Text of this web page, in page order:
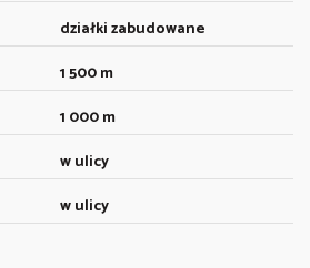
działki zabudowane
1 500 m
1 000 m
w ulicy
w ulicy